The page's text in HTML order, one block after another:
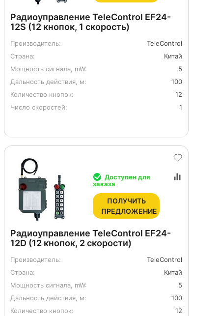
Радиоуправление TeleControl EF24-
12S (12 кнопок, 1 скорость)
Производитель:
TeleControl
Страна:
Китай
Мощность сигнала, mW:
5
Дальность действия, м:
100
Количество кнопок:
12
Число скоростей:
1
Радиоуправление TeleControl EF24-
12D (12 кнопок, 2 скорости)
Производитель:
TeleControl
Страна:
Китай
Мощность сигнала, mW:
5
Дальность действия, м:
100
Количество кнопок:
12
Доступен для
заказа
ПОЛУЧИТЬ
ПРЕДЛОЖЕНИЕ